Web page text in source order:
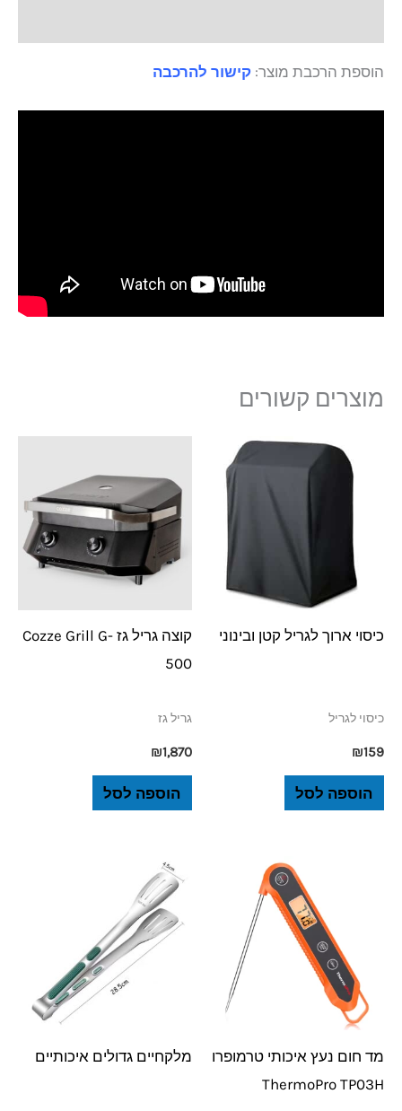
הוספת הרכבת מוצר: קישור להרכבה
מוצרים קשורים
כיסוי ארוך לגריל קטן ובינוני
כיסוי לגריל
₪159
הוספה לסל
קוצה גריל גז Cozze Grill G-
500
גריל גז
₪1,870
הוספה לסל
מד חום נעץ איכותי טרמופרו
ThermoPro TP03H
מלקחיים גדולים איכותיים